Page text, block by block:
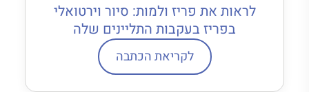
לראות את פריז ולמות: סיור וירטואלי
בפריז בעקבות התליינים שלה
לקריאת הכתבה